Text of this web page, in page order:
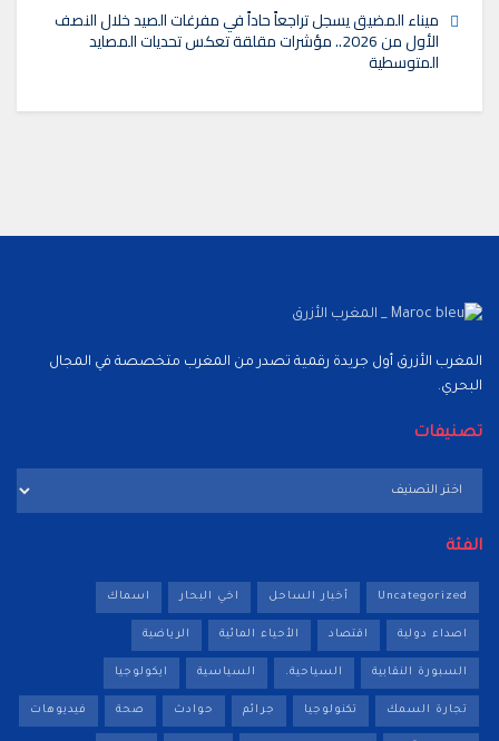
ميناء المضيق يسجل تراجعاً حاداً في مفرغات الصيد خلال النصف
الأول من 2026.. مؤشرات مقلقة تعكس تحديات المصايد
المتوسطية
المغرب الأزرق أول جريدة رقمية تصدر من المغرب متخصصة في المجال
البحري.
تصنيفات
تصنيفات
الفئة
Uncategorized أخبار الساحل اخي البحار اسماك
اصداء دولية اقتصاد الأحياء المائية الرياضية
السبورة النقابية السياحية. السياسية ايكولوجيا
تجارة السمك تكنولوجيا جرائم حوادث صحة فيديوهات